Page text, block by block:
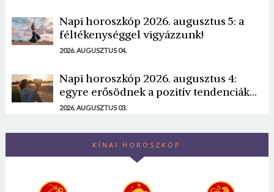
Napi horoszkóp 2026. augusztus 5: a
féltékenységgel vigyázzunk!
2026. AUGUSZTUS 04.
Napi horoszkóp 2026. augusztus 4:
egyre erősödnek a pozitív tendenciák...
2026. AUGUSZTUS 03.
KÍNAI HOROSZKÓP